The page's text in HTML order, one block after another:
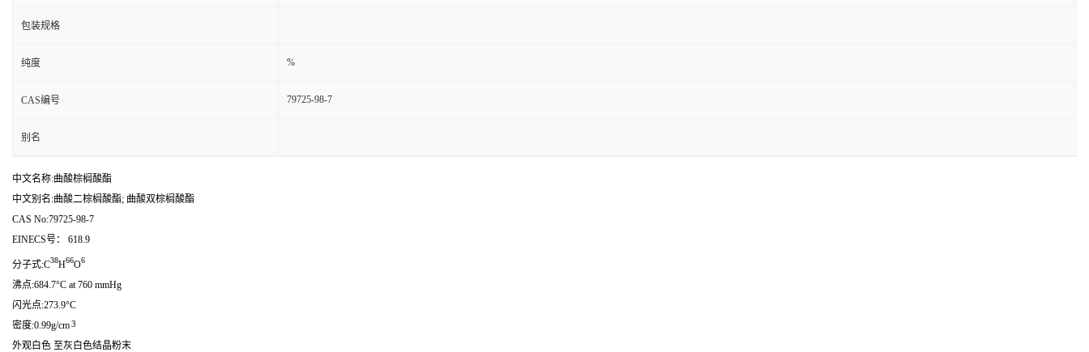
包装规格
纯度 %
CAS编号 79725-98-7
别名
中文名称:曲酸棕榈酸酯
中文别名:曲酸二棕榈酸酯; 曲酸双棕榈酸酯
CAS No:79725-98-7
EINECS号： 618.9
分子式:C38H66O6
沸点:684.7°C at 760 mmHg
闪光点:273.9°C
密度:0.99g/cm3
外观白色 至灰白色结晶粉末